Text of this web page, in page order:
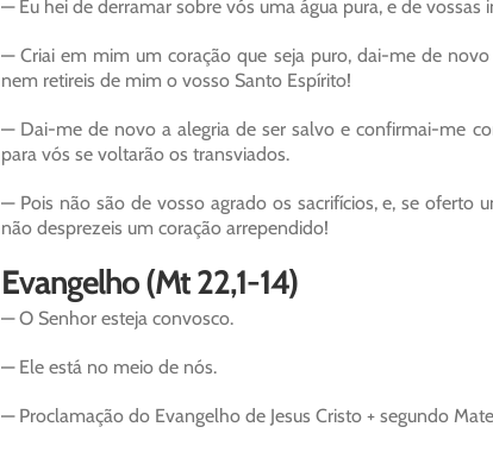
— Eu hei de derramar sobre vós uma água pura, e de vossas
— Criai em mim um coração que seja puro, dai-me de
nem retireis de mim o vosso Santo Espírito!
— Dai-me de novo a alegria de ser salvo e confirmai-me
para vós se voltarão os transviados.
— Pois não são de vosso agrado os sacrifícios, e, se oferto
não desprezeis um coração arrependido!
Evangelho (Mt 22,1-14)
— O Senhor esteja convosco.
— Ele está no meio de nós.
— Proclamação do Evangelho de Jesus Cristo + segundo